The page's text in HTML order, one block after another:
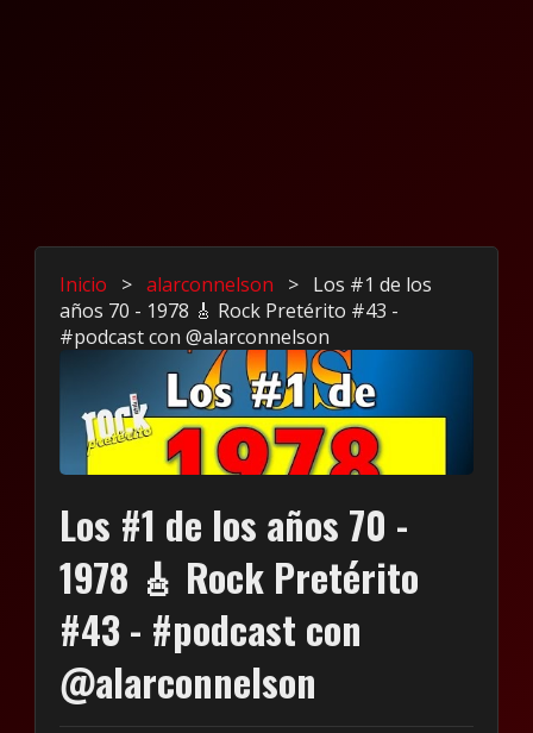
Inicio > alarconnelson > Los #1 de los
años 70 - 1978 🎸 Rock Pretérito #43 -
#podcast con ‪@alarconnelson‬
Los #1 de los años 70 -
1978 🎸 Rock Pretérito
#43 - #podcast con
‪@alarconnelson‬